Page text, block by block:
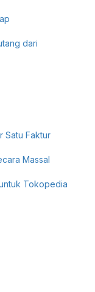
dari
Satu Faktur
Massal
Tokopedia